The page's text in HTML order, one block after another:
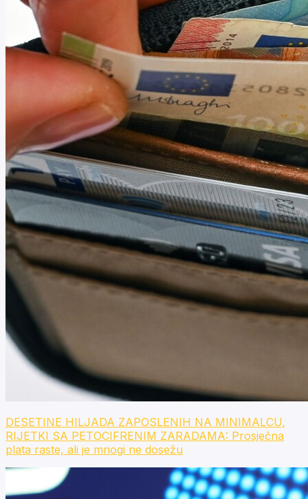
DESETINE HILJADA ZAPOSLENIH NA MINIMALCU,
RIJETKI SA PETOCIFRENIM ZARADAMA: Prosječna
plata raste, ali je mnogi ne dosežu